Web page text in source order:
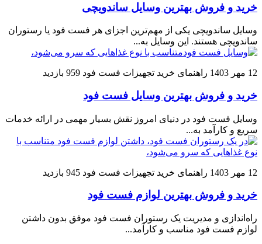
خرید و فروش بهترین وسایل ساندویچی
وسایل ساندویچی یکی از مهم‌ترین اجزای هر فست فود یا رستوران
ساندویچی هستند. این وسایل به...
12 مهر 1403 راهنمای خرید تجهیزات فست فود 959 بازدید
خرید و فروش بهترین وسایل فست فود
وسایل فست فود در دنیای امروز نقش بسیار مهمی در ارائه خدمات
سریع و کارآمد به...
12 مهر 1403 راهنمای خرید تجهیزات فست فود 945 بازدید
خرید و فروش بهترین لوازم فست فود
راه‌اندازی و مدیریت یک رستوران فست فود موفق بدون داشتن
لوازم فست فود مناسب و کارآمد...